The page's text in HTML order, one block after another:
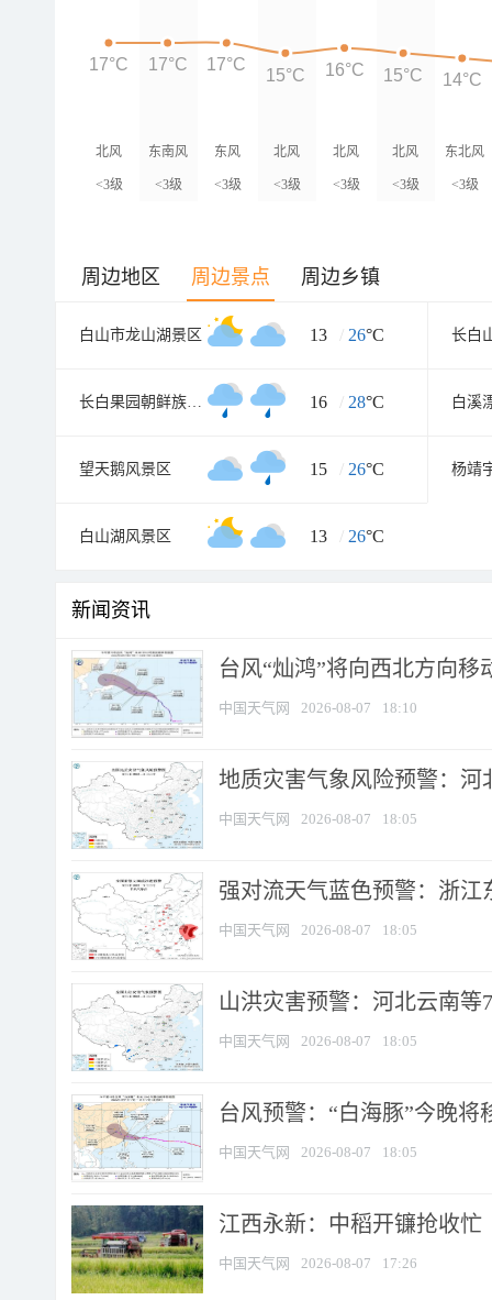
北风
<3级
东南风
<3级
东风
<3级
北风
<3级
北风
<3级
北风
<3级
东北风
<3级
17°C 17°C 17°C
15°C 16°C 15°C 14°C
周边地区 周边景点 周边乡镇
白山市龙山湖景区 13 / 26°C 长白
长白果园朝鲜族民俗村 16 / 28°C 白溪
望天鹅风景区 15 / 26°C 杨靖
白山湖风景区 13 / 26°C
新闻资讯
台风“灿鸿”将向西北方向移
中国天气网 2026-08-07 18:10
地质灾害气象风险预警：河
中国天气网 2026-08-07 18:05
强对流天气蓝色预警：浙江
中国天气网 2026-08-07 18:05
山洪灾害预警：河北云南
中国天气网 2026-08-07 18:05
台风预警：“白海豚”今晚将
中国天气网 2026-08-07 18:05
江西永新：中稻开镰抢收忙
中国天气网 2026-08-07 17:26